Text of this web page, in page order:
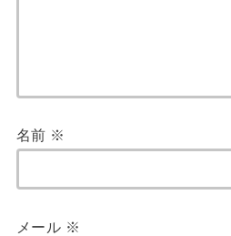
名前 ※
メール ※